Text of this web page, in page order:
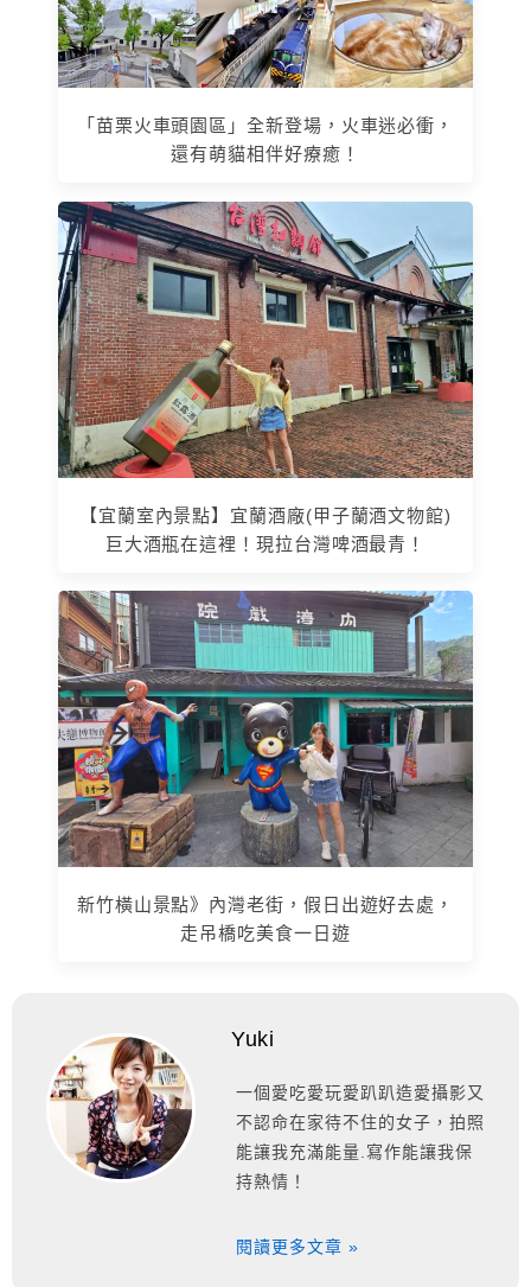
「苗栗火車頭園區」全新登場，火車迷必衝，
還有萌貓相伴好療癒！
【宜蘭室內景點】宜蘭酒廠(甲子蘭酒文物館)
巨大酒瓶在這裡！現拉台灣啤酒最青！
新竹橫山景點》內灣老街，假日出遊好去處，
走吊橋吃美食一日遊
Yuki
一個愛吃愛玩愛趴趴造愛攝影又
不認命在家待不住的女子，拍照
能讓我充滿能量.寫作能讓我保
持熱情！
閱讀更多文章 »